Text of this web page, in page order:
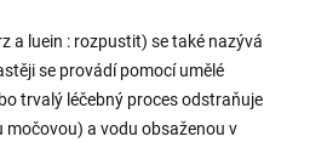
a luein : rozpustit) se také nazývá
se provádí pomocí umělé
trvalý léčebný proces odstraňuje
močovou) a vodu obsaženou v